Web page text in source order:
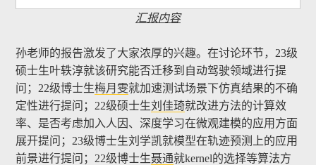
汇报内容
孙老师的报告激发了大家浓厚的兴趣。在讨论环节，23级
硕士生叶轶淳就该研究能否迁移到自动驾驶领域进行提
问；22级博士生梅月雯就加速测试场景下仿真结果的不确
定性进行提问；22级硕士生刘佳琦就改进方法的计算效
率、是否考虑加入人因、深度学习在微观建模的应用方面
展开提问；23级博士生刘学凯就模型在轨迹预测上的应用
前景进行提问；22级博士生聂通就kernel的选择等算法方